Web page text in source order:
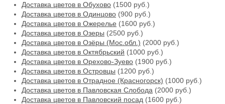
Доставка цветов в Обухово (1500 руб.)
Доставка цветов в Одинцово (900 руб.)
Доставка цветов в Ожерелье (1600 руб.)
Доставка цветов в Озеры (2500 руб.)
Доставка цветов в Озёры (Мос.обл.) (2000 руб.)
Доставка цветов в Октябрьский (1000 руб.)
Доставка цветов в Орехово-Зуево (1900 руб.)
Доставка цветов в Островцы (1200 руб.)
Доставка цветов в Отрадное (Красногорск) (1000 руб.)
Доставка цветов в Павловская Слобода (2000 руб.)
Доставка цветов в Павловский посад (1600 руб.)